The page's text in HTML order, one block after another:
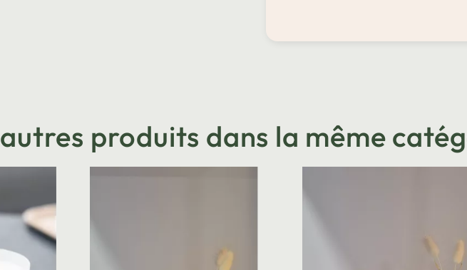
produits dans la même